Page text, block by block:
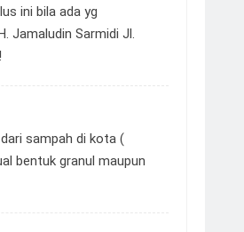
ini bila ada yg
Jamaludin Sarmidi Jl.
sampah di kota (
bentuk granul maupun